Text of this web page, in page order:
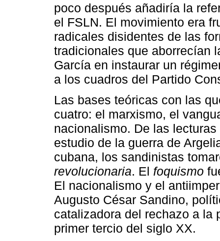
poco después añadiría la
el FSLN. El movimiento era
radicales disidentes de las
tradicionales que aborrecían
García en instaurar un
a los cuadros del Partido
Las bases teóricas con las
cuatro: el marxismo, el
nacionalismo. De las
estudio de la guerra de
cubana, los sandinistas
revolucionaria. El foquismo
El nacionalismo y el
Augusto César Sandino,
catalizadora del rechazo a la
primer tercio del siglo XX.